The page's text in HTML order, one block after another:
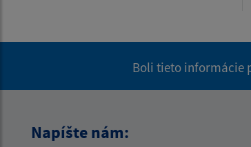
Boli tieto informácie
Napíšte nám: